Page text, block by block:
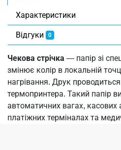
Характеристики
Відгуки 0
Чекова стрічка — папір зі
змінює колір в локальній
нагрівання. Друк
термопринтера. Такий папір
автоматичних вагах, касових
платіжних терміналах та